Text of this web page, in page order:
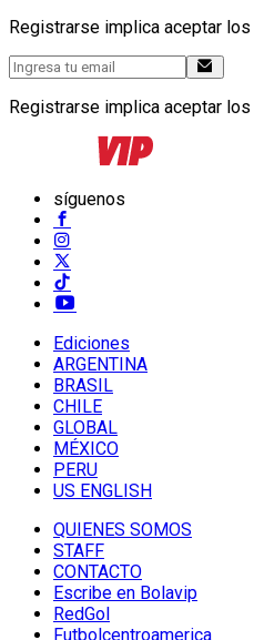
Registrarse implica aceptar los
Registrarse implica aceptar los
síguenos
Ediciones
ARGENTINA
BRASIL
CHILE
GLOBAL
MÉXICO
PERU
US ENGLISH
QUIENES SOMOS
STAFF
CONTACTO
Escribe en Bolavip
RedGol
Futbolcentroamerica